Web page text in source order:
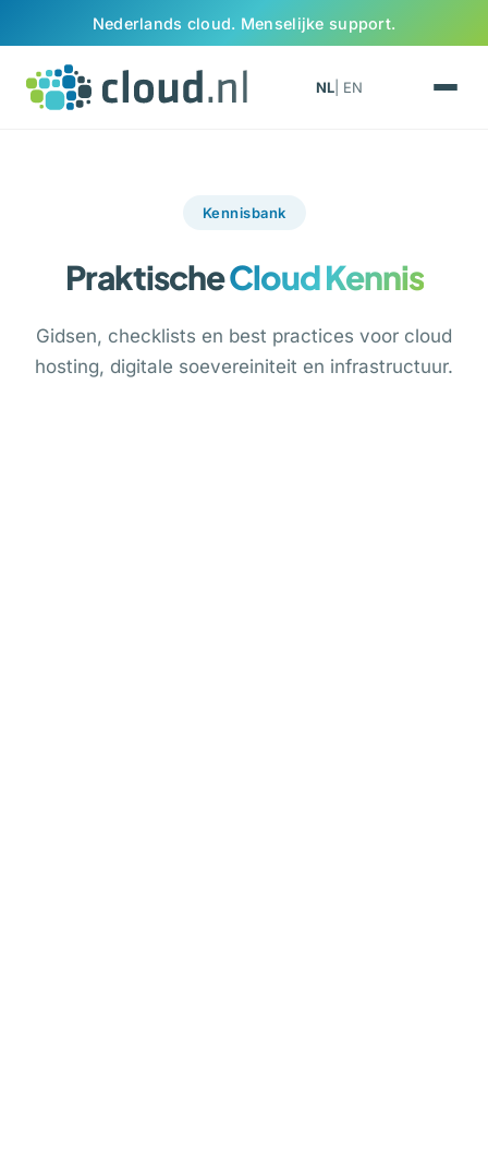
Ga naar inhoud
Nederlands cloud. Menselijke support.
NL| EN
Kennisbank
PraktischeCloud Kennis
Gidsen, checklists en best practices voor cloud
hosting, digitale soevereiniteit en infrastructuur.